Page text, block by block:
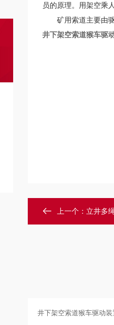
员的原理。用架空乘
矿用索道主要由驱
井下架空索道猴车驱
上一个： 立井多绳